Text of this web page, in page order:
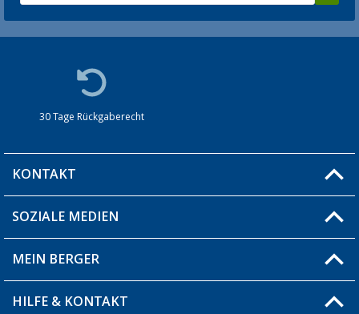
30 Tage Rückgaberecht
KONTAKT
Du hast eine Frage?
Filiale finden
SOZIALE MEDIEN
MEIN BERGER
Blog
HILFE & KONTAKT